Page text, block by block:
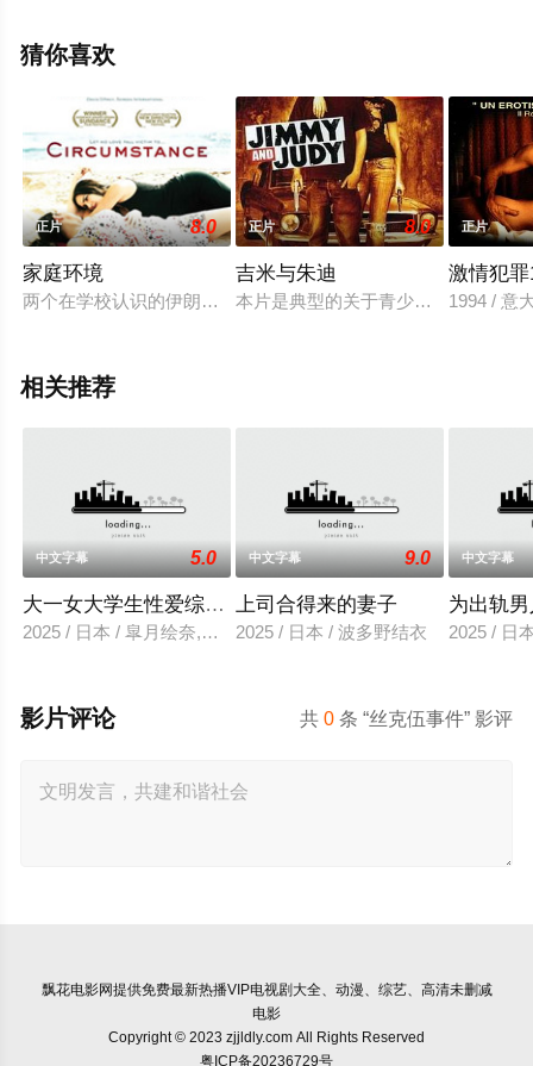
花影院，更多相关信息可移步至豆瓣电影、电视猫或剧情
猜你喜欢
正片 8.0
家庭环境
两个在学校认识的伊朗女孩。一个女孩寄居在叔叔家，因为不
正片 8.0
吉米与朱迪
本片是典型的关于青少年的叛逆、爱
正片
激情犯罪
1994 / 意
相关推荐
中文字幕 5.0
大一女大学生性爱综艺视频
2025 / 日本 / 皐月绘奈,水田贤治
中文字幕 9.0
上司合得来的妻子
2025 / 日本 / 波多野结衣
中文字幕
为出轨
2025 / 日
共0 条 “丝克伍事件” 影评
影片评论
飘花电影网提供免费最新热播VIP电视剧大全、动漫、综艺、高清未删减
电影
Copyright © 2023 zjjldly.com All Rights Reserved
粤ICP备20236729号